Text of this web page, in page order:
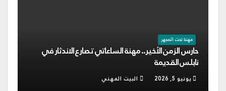
مهنة تحت المجهر
حارس الزمن الأخير.. مهنة الساعاتي تصارع الاندثار في
نابلس القديمة
يونيو 5, 2026 البيت المهني